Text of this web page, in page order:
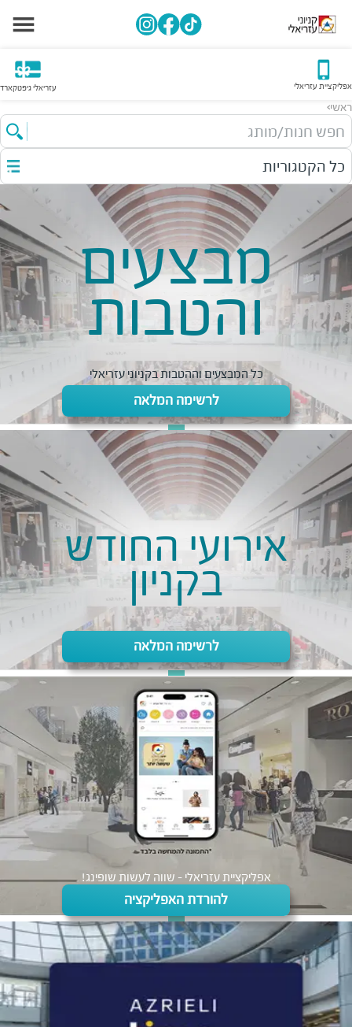
אפליקציית עזריאלי עזריאלי גיפטקארד
ראשי>
חפש חנות/מותג
כל הקטגוריות
מבצעים
והטבות
כל המבצעים וההטבות בקניוני עזריאלי
לרשימה המלאה
אירועי החודש
בקניון
לרשימה המלאה
אפליקציית עזריאלי - שווה לעשות שופינג!
להורדת האפליקציה